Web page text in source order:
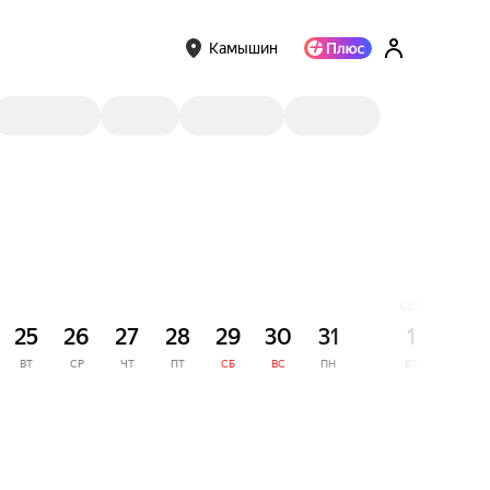
Камышин
25
ВТ
26
СР
27
ЧТ
28
ПТ
29
СБ
30
ВС
31
ПН
1
ВТ